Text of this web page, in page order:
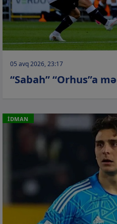
05 avq 2026, 23:17
“Sabah” “Orhus”a
İDMAN